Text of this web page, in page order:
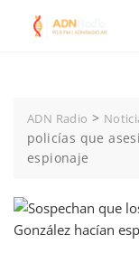
ADN Radio >
policías que
espionaje